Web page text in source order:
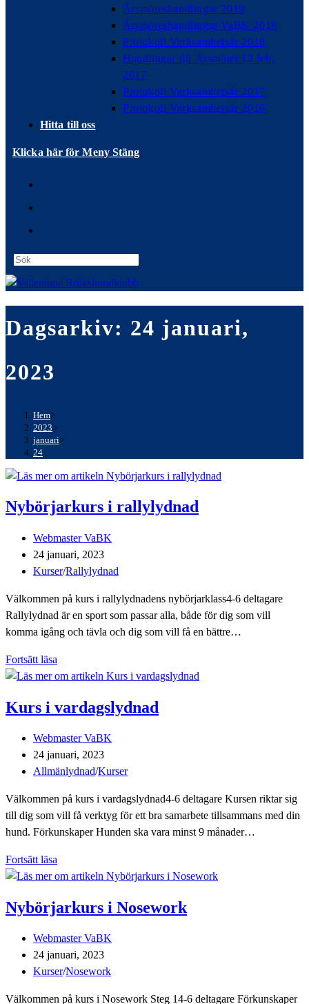
Årsmöteshandlingar 2019
Årsmöteshandlingar VaBK 2018
Protokoll Verksamhetsår 2018
Handlingar till Årsmötet 12 feb,
2017
Protokoll Verksamhetsår 2017
Protokoll Verksamhetsår 2016
Hitta till oss
Klicka här för Meny Stäng
to
close
the
search
Dagsarkiv: 24 januari,
2023
Hem>
2023>
januari>
24
Nybörjarkurs i rallylydnad
Inläggsförfattare:
Webmaster VaBK
Inlägget
publicerat:
24 januari, 2023
Inläggskategori:
Kurser/Rallylydnad
Välkommen på kurs i rallylydnadens nybörjarklass4-6 deltagare
Rallylydnad är en sport som passar alla, både för dig som vill
komma igång och tävla och dig som vill få en bättre…
Fortsätt läsa
i
Kurs i vardagslydnad
Inläggsförfattare:
Webmaster VaBK
Inlägget
publicerat:
24 januari, 2023
Inläggskategori:
Allmänlydnad/Kurser
Välkommen på kurs i vardagslydnad4-6 deltagare Kursen riktar sig
till dig som vill få verktyg för ett bra samarbete tillsammans med din
hund. Förkunskaper Hunden ska vara minst 9 månader…
Fortsätt läsa
i
Nybörjarkurs i Nosework
Inläggsförfattare:
Webmaster VaBK
Inlägget
publicerat:
24 januari, 2023
Inläggskategori:
Kurser/Nosework
Välkommen på kurs i Nosework Steg 14-6 deltagare Förkunskaper